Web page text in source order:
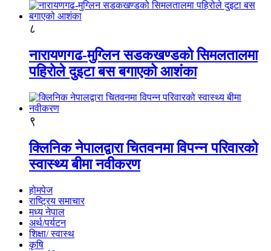
८
नारायणगढ-मुग्लिन सडकखण्डको सिमलतालमा
पहिरोले दुइटा बस बगाएको आशंका
९
क्लिनिक नेपालद्वारा चितवनमा विपन्न परिवारको
स्वास्थ्य बीमा नवीकरण
होमपेज
राष्ट्रिय समाचार
मध्य नेपाल
अर्थ/पर्यटन
शिक्षा/ स्वास्थ
कृषि